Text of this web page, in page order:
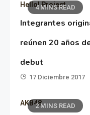
4 MINS READ
Hello! Project
Integrantes
reúnen 20 años
debut
17 Diciembre 2017
2 MINS READ
AKB48